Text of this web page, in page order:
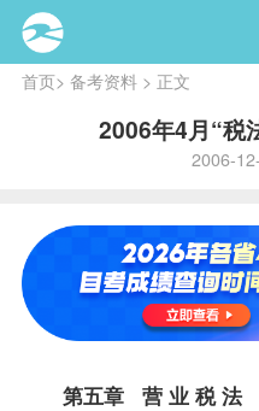
首页> 备考资料> 正文
2006年4月“税
2006-
第五章 营 业 税 法